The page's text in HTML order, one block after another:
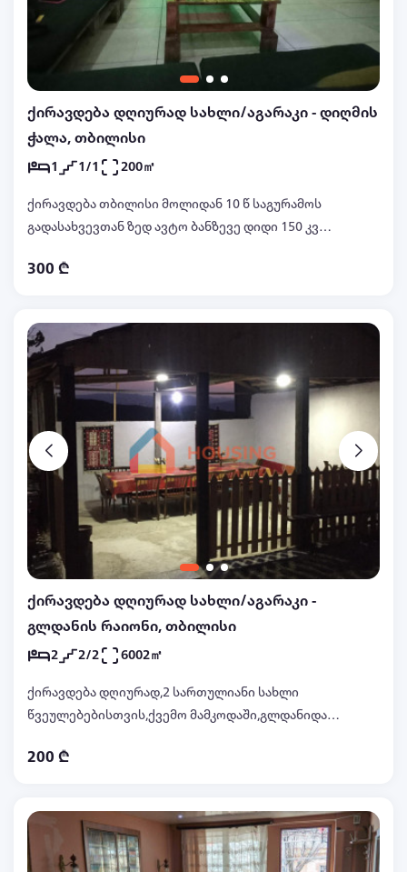
ქირავდება დღიურად სახლი/აგარაკი - დიღმის
ჭალა, თბილისი
1 1/1 200㎡
ქირავდება თბილისი მოლიდან 10 წ საგურამოს
გადასახვევთან ზედ ავტო ბანზევე დიდი 150 კვ
ლაზერი და სასცენო განათებებით , მაყალი
სტუმრის მიღება
300 ₾
ქირავდება დღიურად სახლი/აგარაკი -
გლდანის რაიონი, თბილისი
2 2/2 6002㎡
ქირავდება დღიურად,2 სართულიანი სახლი
წვეულებებისთვის,ქვემო მამკოდაში,გლდანიდან
ნივთი,ავეჯი,ჭურჭელი,მაყალი შამფურები,
ინფორმაციისთვის დარეკეთ 577690050
200 ₾